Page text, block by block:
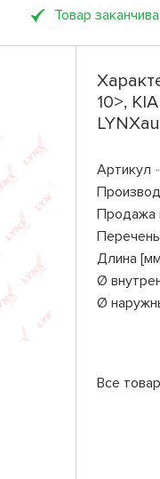
Товар
10>,
Артикул
Продажа
Длина
Ø
Ø
Все